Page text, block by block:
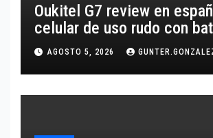
Oukitel G7 review en
celular de uso rudo con
10,600 mAh
AGOSTO 5, 2026